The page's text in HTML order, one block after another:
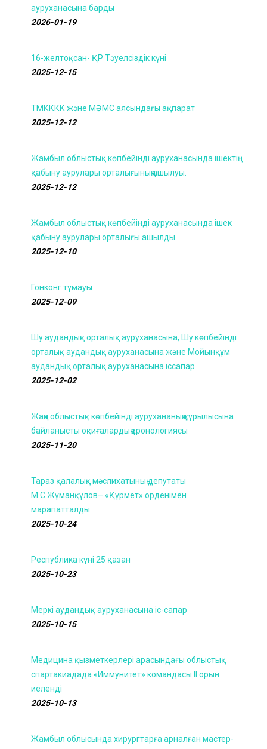
ауруханасына барды
2026-01-19
16-желтоқсан- ҚР Тәуелсіздік күні
2025-12-15
ТМКККК және МӘМС аясындағы ақпарат
2025-12-12
Жамбыл облыстық көпбейінді ауруханасында ішектің
қабыну аурулары орталығының ашылуы.
2025-12-12
Жамбыл облыстық көпбейінді ауруханасында ішек
қабыну аурулары орталығы ашылды
2025-12-10
Гонконг тұмауы
2025-12-09
Шу аудандық орталық ауруханасына, Шу көпбейінді
орталық аудандық ауруханасына және Мойынқұм
аудандық орталық ауруханасына іссапар
2025-12-02
Жаңа облыстық көпбейінді аурухананың құрылысына
байланысты оқиғалардың хронологиясы
2025-11-20
Тараз қалалық мәслихатының депутаты
М.С.Жұманқұлов– «Құрмет» орденімен
марапатталды.
2025-10-24
Республика күні 25 қазан
2025-10-23
Меркі аудандық ауруханасына іс-сапар
2025-10-15
Медицина қызметкерлері арасындағы облыстық
спартакиадада «Иммунитет» командасы ІІ орын
иеленді
2025-10-13
Жамбыл облысында хирургтарға арналған мастер-